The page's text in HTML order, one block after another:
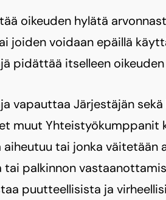
oikeuden hylätä
joiden voidaan epäillä
pidättää itselleen
vapauttaa Järjestäjän
muut Yhteistyökumppanit
aiheutuu tai jonka väitetään
tai palkinnon
puutteellisista ja